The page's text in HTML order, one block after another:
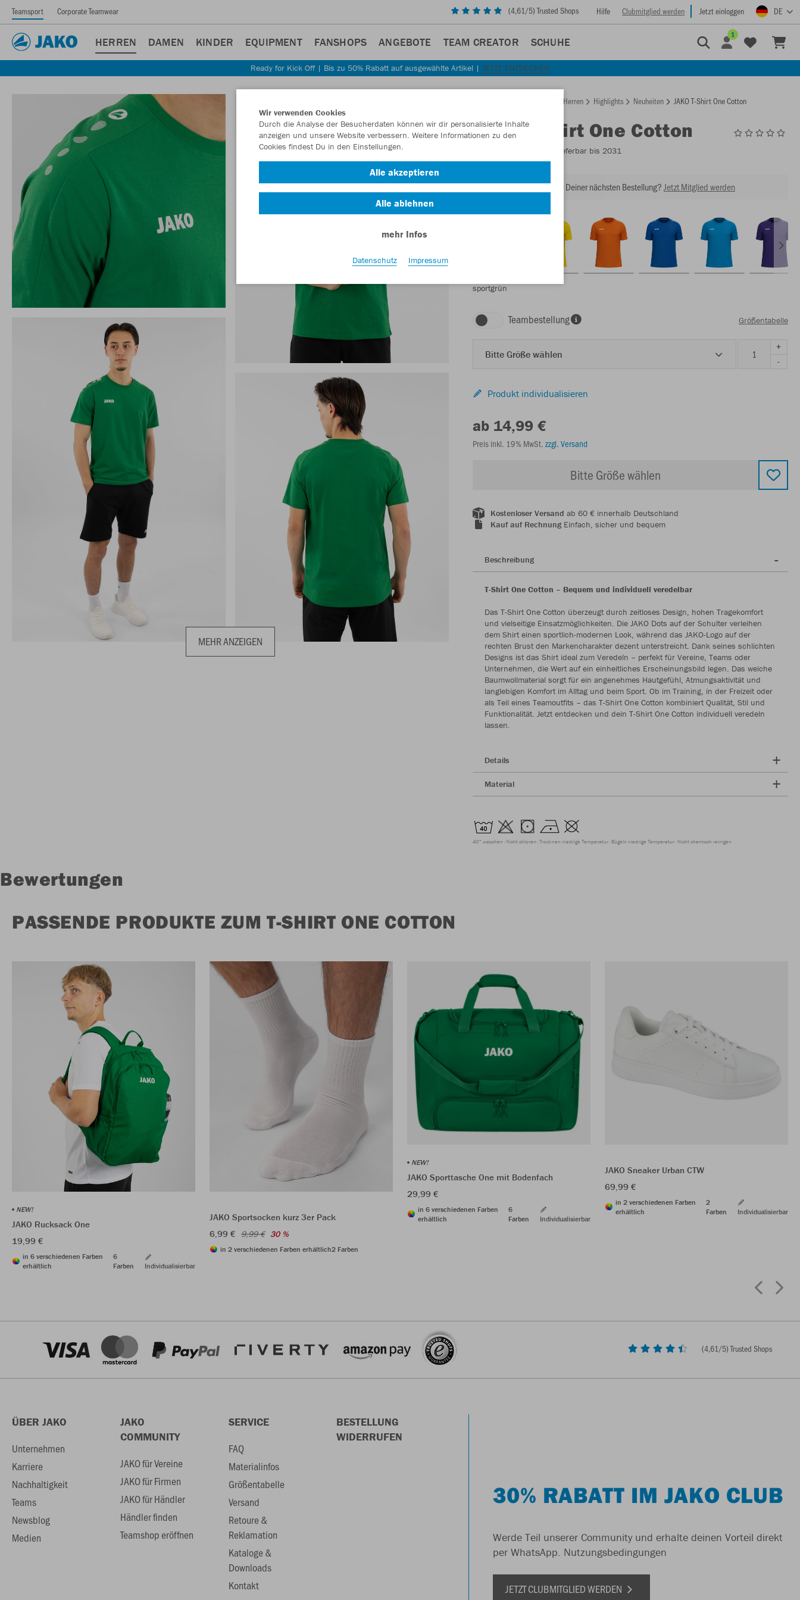
Teamsport Corporate Teamwear (4,61/5) Trusted Shops Hilfe Clubmitglied werden Jetzt einloggen DE
HERREN DAMEN KINDER EQUIPMENT FANSHOPS ANGEBOTE TEAM CREATOR SCHUHE
1
Ready for Kick Off | Bis zu 50% Rabatt auf ausgewählte Artikel | JETZT ENTDECKEN
MEHR ANZEIGEN
Herren Highlights Neuheiten JAKO T-Shirt One Cotton
JAKOT-Shirt One Cotton
- Lieferbar bis 2031
Lust auf 30% Rabatt bei Deiner nächsten Bestellung? Jetzt Mitglied werden
sportgrün
Teambestellung Größentabelle
Bitte Größe wählen
+
-
Produkt individualisieren
ab 14,99 €
Preis inkl. 19% MwSt. zzgl. Versand
Bitte Größe wählen
Kostenloser Versand ab 60 € innerhalb Deutschland
Kauf auf RechnungEinfach, sicher und bequem
Beschreibung
T-Shirt One Cotton – Bequem und individuell veredelbar
Das T-Shirt One Cotton überzeugt durch zeitloses Design, hohen Tragekomfort
und vielseitige Einsatzmöglichkeiten. Die JAKO Dots auf der Schulter verleihen
dem Shirt einen sportlich-modernen Look, während das JAKO-Logo auf der
rechten Brust den Markencharakter dezent unterstreicht. Dank seines schlichten
Designs ist das Shirt ideal zum Veredeln – perfekt für Vereine, Teams oder
Unternehmen, die Wert auf ein einheitliches Erscheinungsbild legen. Das weiche
Baumwollmaterial sorgt für ein angenehmes Hautgefühl, Atmungsaktivität und
langlebigen Komfort im Alltag und beim Sport. Ob im Training, in der Freizeit oder
als Teil eines Teamoutfits – das T-Shirt One Cotton kombiniert Qualität, Stil und
Funktionalität. Jetzt entdecken und dein T-Shirt One Cotton individuell veredeln
lassen.
Details
Material
40° waschen Nicht chloren Trocknen niedrige Temperatur Bügeln niedrige Temperatur Nicht chemisch reinigen
Bewertungen
PASSENDE PRODUKTE ZUM T-SHIRT ONE COTTON
NEW!
JAKO Rucksack One
19,99 €
in 6 verschiedenen Farben
erhältlich
6
Farben
Individualisierbar
JAKO Sportsocken kurz 3er Pack
6,99 € 9,99 € 30 %
in 2 verschiedenen Farben erhältlich2 Farben
NEW!
JAKO Sporttasche One mit Bodenfach
29,99 €
in 6 verschiedenen Farben
erhältlich
6
Farben
Individualisierbar
JAKO Sneaker Urban CTW
69,99 €
in 2 verschiedenen Farben
erhältlich
2
Farben
Individualisierbar
(4,61/5) Trusted Shops
ÜBER JAKO
Unternehmen
Karriere
Nachhaltigkeit
Teams
Newsblog
Medien
JAKO
COMMUNITY
JAKO für Vereine
JAKO für Firmen
JAKO für Händler
Händler finden
Teamshop eröffnen
SERVICE
FAQ
Materialinfos
Größentabelle
Versand
Retoure &
Reklamation
Kataloge &
Downloads
Kontakt
BESTELLUNG
WIDERRUFEN
30% RABATT IM JAKO CLUB
Werde Teil unserer Community und erhalte deinen Vorteil direkt
per WhatsApp. Nutzungsbedingungen
JETZT CLUBMITGLIED WERDEN
Wir verwenden Cookies
Durch die Analyse der Besucherdaten können wir dir personalisierte Inhalte
anzeigen und unsere Website verbessern. Weitere Informationen zu den
Cookies findest Du in den Einstellungen.
Alle akzeptieren
Alle ablehnen
mehr Infos
Datenschutz Impressum